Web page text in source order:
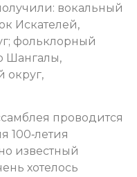
вокальный
Искателей,
фольклорный
Шангалы,
округ,
проводится
100‑летия
известный
хотелось